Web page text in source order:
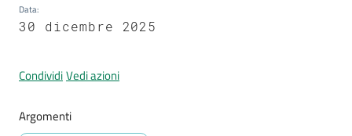
o
t
z
i
n
Data:
30 dicembre 2025
CondividiVedi azioni
Argomenti